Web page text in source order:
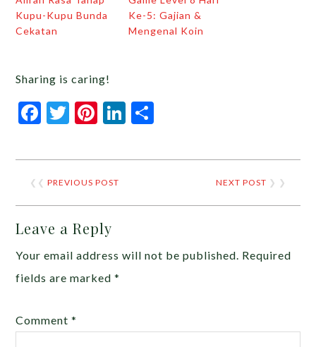
Kupu-Kupu Bunda
Cekatan
Ke-5: Gajian &
Mengenal Koin
Sharing is caring!
Facebook
Twitter
Pinterest
LinkedIn
❮❮PREVIOUS POST NEXT POST ❯ ❯
Leave a Reply
Your email address will not be published. Required
fields are marked*
Comment*